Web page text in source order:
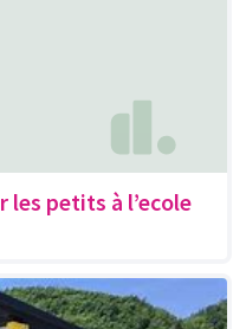
petits à l’ecole